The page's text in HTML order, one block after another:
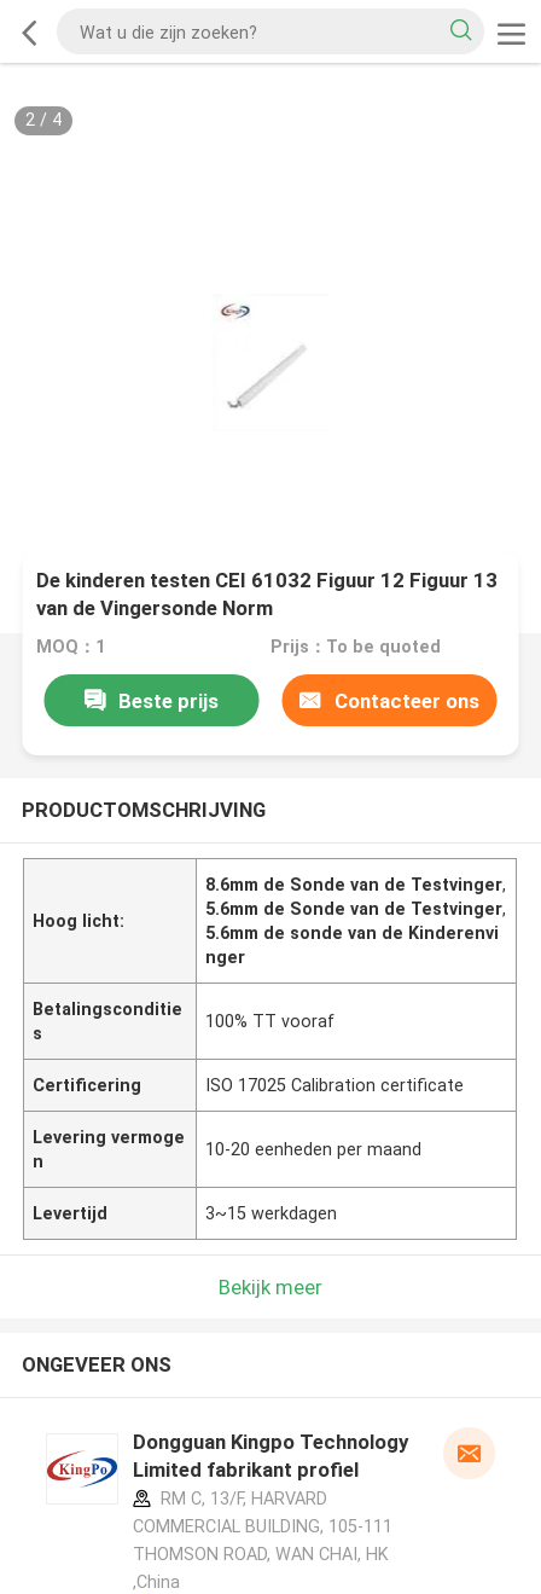
2/ 4
De kinderen testen CEI 61032 Figuur 12 Figuur 13
van de Vingersonde Norm
MOQ：1 Prijs：To be quoted
Beste prijs Contacteer ons
PRODUCTOMSCHRIJVING
Hoog licht:
8.6mm de Sonde van de Testvinger,
5.6mm de Sonde van de Testvinger,
5.6mm de sonde van de Kinderenvi
nger
Betalingsconditie
s
100% TT vooraf
Certificering ISO 17025 Calibration certificate
Levering vermoge
n
10-20 eenheden per maand
Levertijd 3~15 werkdagen
Bekijk meer
ONGEVEER ONS
Dongguan Kingpo Technology
Limited fabrikant profiel
RM C, 13/F, HARVARD
COMMERCIAL BUILDING, 105-111
THOMSON ROAD, WAN CHAI, HK
,China